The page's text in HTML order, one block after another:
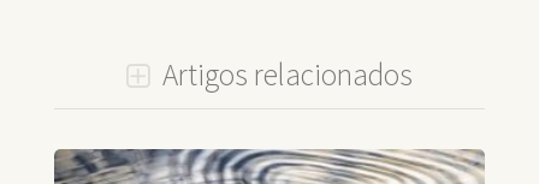
Artigos relacionados